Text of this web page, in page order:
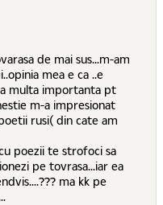
de mai sus...m-am
mea e ca ..e
multa importanta pt
m-a impresionat
rusi( din cate am
poezii te strofoci sa
pe tovrasa...iar ea
ma kk pe